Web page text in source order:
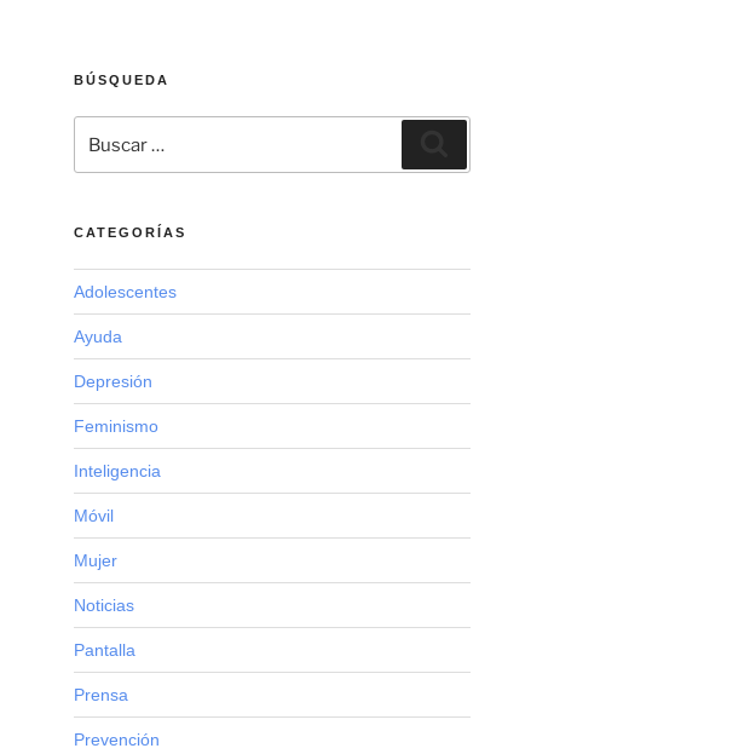
BÚSQUEDA
por:
CATEGORÍAS
Adolescentes
Ayuda
Depresión
Feminismo
Inteligencia
Móvil
Mujer
Noticias
Pantalla
Prensa
Prevención